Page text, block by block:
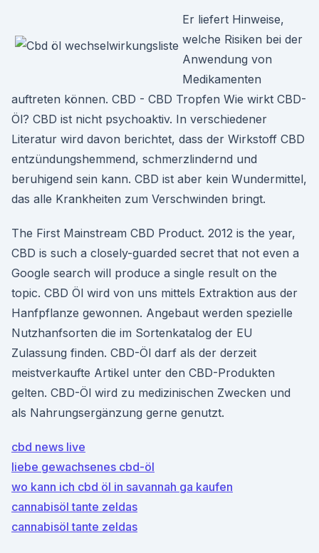
Er liefert Hinweise,
welche Risiken bei der
Anwendung von
Medikamenten
auftreten können. CBD - CBD Tropfen Wie wirkt CBD-
Öl? CBD ist nicht psychoaktiv. In verschiedener
Literatur wird davon berichtet, dass der Wirkstoff CBD
entzündungshemmend, schmerzlindernd und
beruhigend sein kann. CBD ist aber kein Wundermittel,
das alle Krankheiten zum Verschwinden bringt.
The First Mainstream CBD Product. 2012 is the year,
CBD is such a closely-guarded secret that not even a
Google search will produce a single result on the
topic. CBD Öl wird von uns mittels Extraktion aus der
Hanfpflanze gewonnen. Angebaut werden spezielle
Nutzhanfsorten die im Sortenkatalog der EU
Zulassung finden. CBD-Öl darf als der derzeit
meistverkaufte Artikel unter den CBD-Produkten
gelten. CBD-Öl wird zu medizinischen Zwecken und
als Nahrungsergänzung gerne genutzt.
cbd news live
liebe gewachsenes cbd-öl
wo kann ich cbd öl in savannah ga kaufen
cannabisöl tante zeldas
cannabisöl tante zeldas